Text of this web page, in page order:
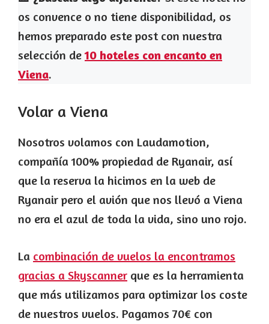
os convence o no tiene disponibilidad, os
hemos preparado este post con nuestra
selección de10 hoteles con encanto en
Viena.
Volar a Viena
Nosotros volamos con Laudamotion,
compañía 100% propiedad de Ryanair, así
que la reserva la hicimos en la web de
Ryanair pero el avión que nos llevó a Viena
no era el azul de toda la vida, sino uno rojo.
La combinación de vuelos la encontramos
gracias a Skyscanner que es la herramienta
que más utilizamos para optimizar los coste
de nuestros vuelos. Pagamos 70€ con